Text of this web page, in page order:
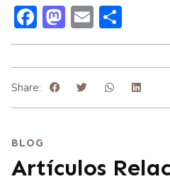
Facebook
Mastodon
Email
Share:
BLOG
Artículos